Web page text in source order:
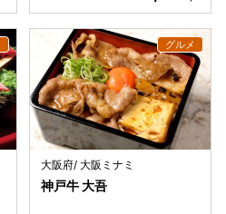
大阪府/ 大阪ミナミ
神戸牛 大吾